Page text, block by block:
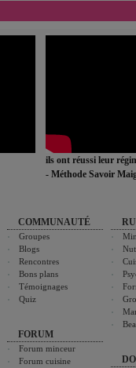
ils ont réussi leur
- Méthode Savoir
COMMUNAUTÉ
Groupes
Blogs
Rencontres
Bons plans
Témoignages
Quiz
FORUM
Forum minceur
Forum cuisine